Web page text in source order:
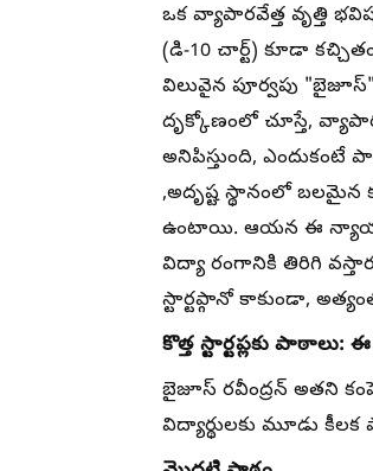
ఒక వ్యాపారవేత్త వృత్తి
(డి-10 చార్ట్) కూడా
విలువైన పూర్వపు
దృక్కోణంలో చూస్తే,
అనిపిస్తుంది,
,అదృష్ట స్థానంలో బలమైన
ఉంటాయి. ఆయన ఈ
విద్యా రంగానికి తిరిగి
స్టార్టప్గానో కాకుండా,
కొత్త స్టార్టప్లకు
బైజూస్ రవీంద్రన్ అతని
విద్యార్థులకు మూడు